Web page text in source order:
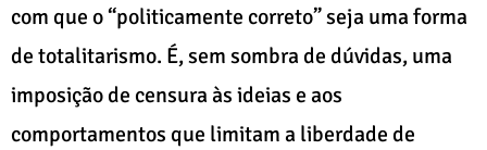
com que o “politicamente correto” seja uma forma
de totalitarismo. É, sem sombra de dúvidas, uma
imposição de censura às ideias e aos
comportamentos que limitam a liberdade de